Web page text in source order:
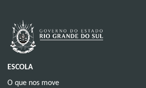
ESCOLA
O que nos move